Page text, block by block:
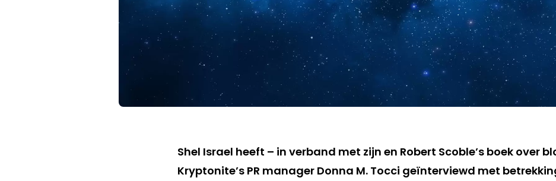
Shel Israel heeft – in verband met zijn en Robert Scoble’s boek over
Kryptonite’s PR manager Donna M. Tocci geïnterviewd met